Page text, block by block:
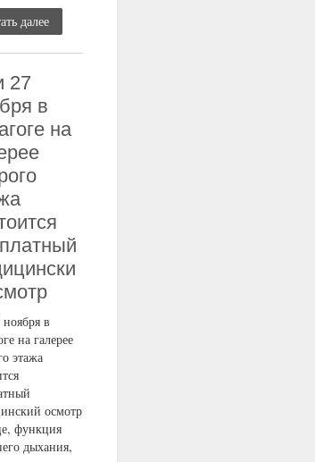
далее
27
в
на
в
на галерее
этажа
осмотр
функция
дыхания,